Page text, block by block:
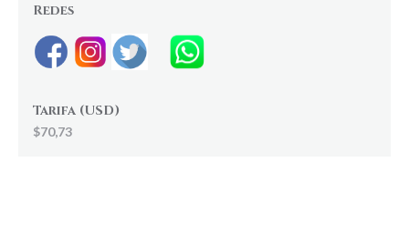
Redes
Tarifa (USD)
$70,73